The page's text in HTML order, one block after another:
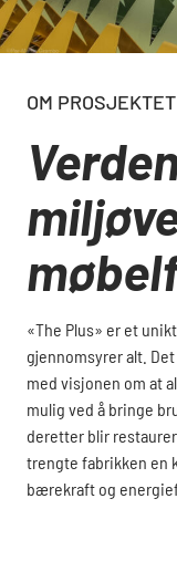
OM PROSJEKTET
«The Plus» er et
gjennomsyrer alt.
med visjonen om at
mulig ved å bringe
deretter blir
trengte fabrikken en
bærekraft og